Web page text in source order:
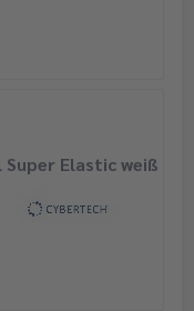
Elastic weiß